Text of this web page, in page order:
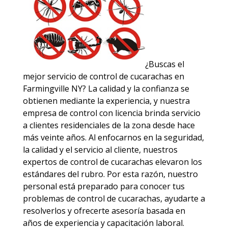
¿Buscas el
mejor servicio de control de cucarachas en
Farmingville NY? La calidad y la confianza se
obtienen mediante la experiencia, y nuestra
empresa de control con licencia brinda servicio
a clientes residenciales de la zona desde hace
más veinte años. Al enfocarnos en la seguridad,
la calidad y el servicio al cliente, nuestros
expertos de control de cucarachas elevaron los
estándares del rubro. Por esta razón, nuestro
personal está preparado para conocer tus
problemas de control de cucarachas, ayudarte a
resolverlos y ofrecerte asesoría basada en
años de experiencia y capacitación laboral.